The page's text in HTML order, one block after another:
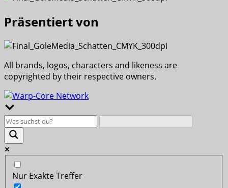
Präsentiert von
All brands, logos, characters and likeness are
copyrighted by their respective owners.
Nur Exakte Treffer